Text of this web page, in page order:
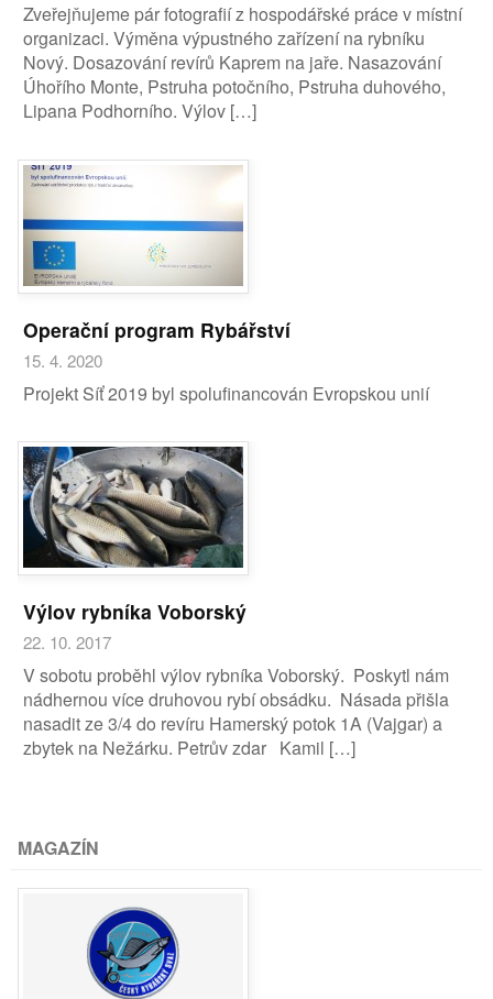
Zveřejňujeme pár fotografií z hospodářské práce v místní
organizaci. Výměna výpustného zařízení na rybníku
Nový. Dosazování revírů Kaprem na jaře. Nasazování
Úhořího Monte, Pstruha potočního, Pstruha duhového,
Lipana Podhorního. Výlov […]
Operační program Rybářství
15. 4. 2020
Projekt Síť 2019 byl spolufinancován Evropskou unií
Výlov rybníka Voborský
22. 10. 2017
V sobotu proběhl výlov rybníka Voborský. Poskytl nám
nádhernou více druhovou rybí obsádku. Násada přišla
nasadit ze 3/4 do revíru Hamerský potok 1A (Vajgar) a
zbytek na Nežárku. Petrův zdar Kamil […]
MAGAZÍN